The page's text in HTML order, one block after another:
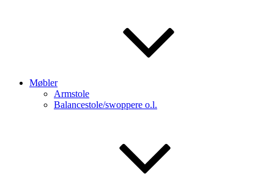
Møbler
Armstole
Balancestole/swoppere o.l.